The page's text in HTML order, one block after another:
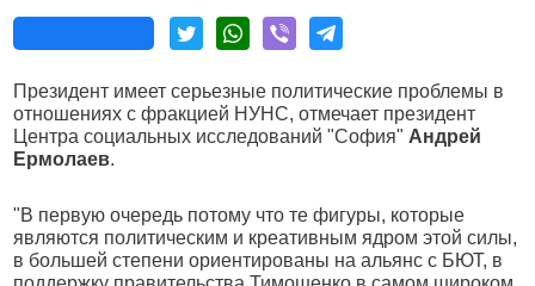
Президент имеет серьезные политические проблемы в
отношениях с фракцией НУНС, отмечает президент
Центра социальных исследований "София" Андрей
Ермолаев.
"В первую очередь потому что те фигуры, которые
являются политическим и креативным ядром этой силы,
в большей степени ориентированы на альянс с БЮТ, в